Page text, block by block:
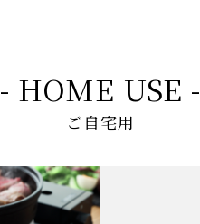
- HOME USE -
ご自宅用